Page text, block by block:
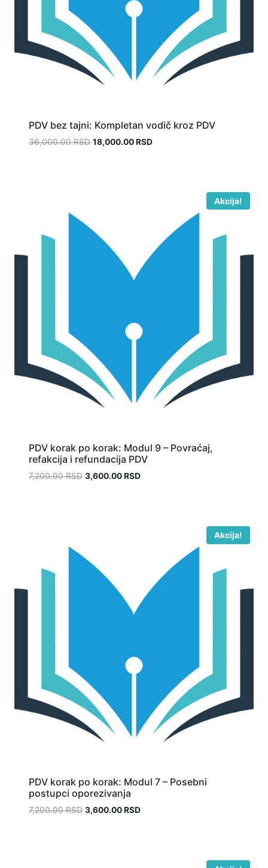
PDV bez tajni: Kompletan vodič kroz PDV
36,000.00RSD 18,000.00RSD
Akcija!
PDV korak po korak: Modul 9 – Povraćaj,
refakcija i refundacija PDV
7,200.00RSD 3,600.00RSD
Akcija!
PDV korak po korak: Modul 7 – Posebni
postupci oporezivanja
7,200.00RSD 3,600.00RSD